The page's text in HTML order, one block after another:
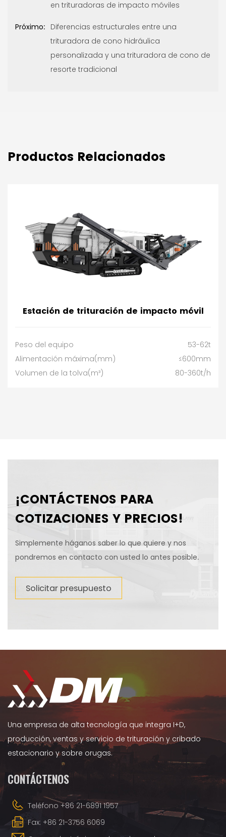
en trituradoras de impacto móviles
Próximo: Diferencias estructurales entre una
trituradora de cono hidráulica
personalizada y una trituradora de cono de
resorte tradicional
Productos Relacionados
Estación de trituración de impacto móvil
Peso del equipo
53-62t
Alimentación máxima(mm)
≤600mm
Volumen de la tolva(m³)
80-360t/h
¡CONTÁCTENOS PARA
COTIZACIONES Y PRECIOS!
Simplemente háganos saber lo que quiere y nos
pondremos en contacto con usted lo antes posible.
Solicitar presupuesto
Una empresa de alta tecnología que integra I+D,
producción, ventas y servicio de trituración y cribado
estacionario y sobre orugas.
CONTÁCTENOS
Teléfono +86 21-6891 1957
Fax: +86 21-3756 6069